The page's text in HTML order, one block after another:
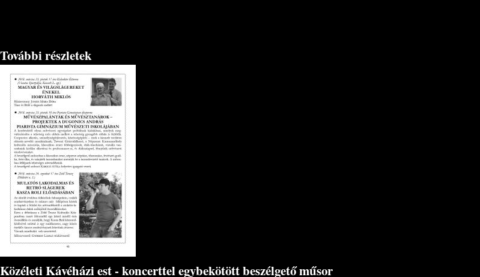
További részletek
Közéleti Kávéházi est - koncerttel egybekötött beszélgető műsor